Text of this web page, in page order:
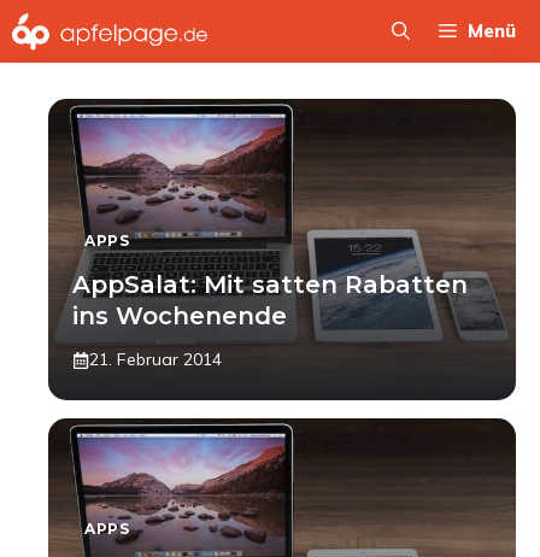
Zum
Inhalt
Menü
APPS
AppSalat: Mit satten Rabatten
ins Wochenende
21. Februar 2014
APPS